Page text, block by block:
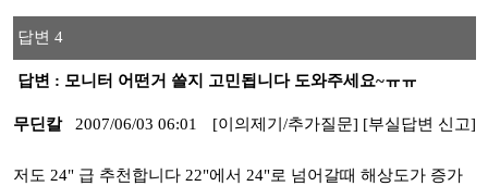
답변 4
답변 : 모니터 어떤거 쓸지 고민됩니다 도와주세요~ㅠㅠ
무딘칼 2007/06/03 06:01 [이의제기/추가질문] [부실답변 신고]
저도 24" 급 추천합니다 22"에서 24"로 넘어갈때 해상도가 증가